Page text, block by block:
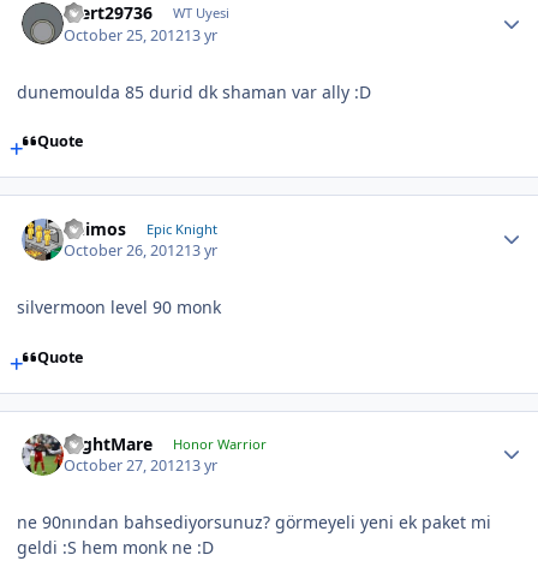
mert29736 WT Uyesi
October 25, 201213 yr
dunemoulda 85 durid dk shaman var ally :D
Quote
Deimos Epic Knight
October 26, 201213 yr
silvermoon level 90 monk
Quote
NightMare Honor Warrior
October 27, 201213 yr
ne 90nından bahsediyorsunuz? görmeyeli yeni ek paket mi
geldi :S hem monk ne :D